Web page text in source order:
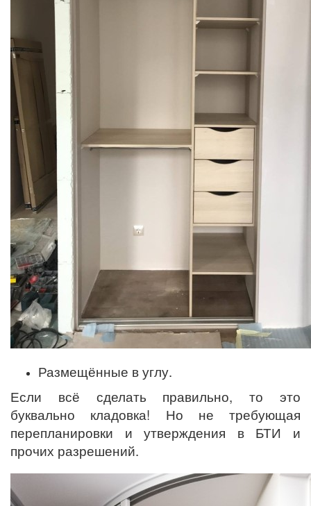
Размещённые в углу.
Если всё сделать правильно, то это
буквально кладовка! Но не требующая
перепланировки и утверждения в БТИ и
прочих разрешений.